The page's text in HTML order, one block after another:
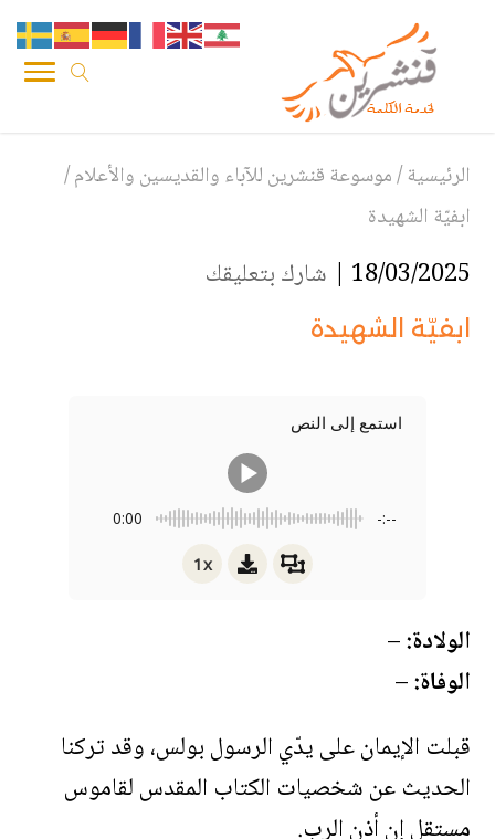
الرئيسية/موسوعة قنشرين للآباء والقديسين والأعلام/
ابفيّة الشهيدة
18/03/2025 | شارك بتعليقك
ابفيّة الشهيدة
استمع إلى النص
0:00 -:--
1x
الولادة:–
الوفاة:–
قبلت الإيمان على يدّي الرسول بولس، وقد تركنا
الحديث عن شخصيات الكتاب المقدس لقاموس
مستقل إن أذن الرب.